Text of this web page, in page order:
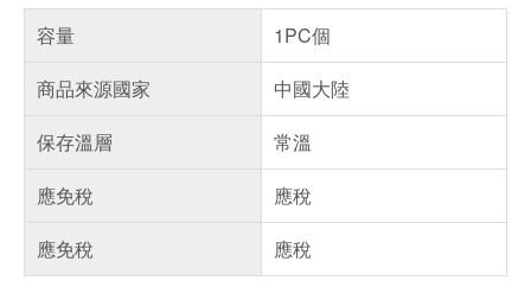
容量
1PC個
商品來源國家
中國大陸
保存溫層
常溫
應免稅
應稅
應免稅
應稅